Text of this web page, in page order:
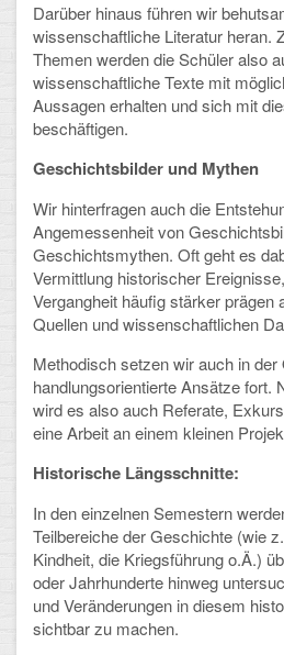
Darüber hinaus führen wir
wissenschaftliche Literatur heran.
Themen werden die Schüler also
wissenschaftliche Texte mit
Aussagen erhalten und sich mit
beschäftigen.
Geschichtsbilder und Mythen
Wir hinterfragen auch die
Angemessenheit von
Geschichtsmythen. Oft geht es
Vermittlung historischer
Vergangheit häufig stärker prägen
Quellen und wissenschaftlichen
Methodisch setzen wir auch in der
handlungsorientierte Ansätze fort.
wird es also auch Referate,
eine Arbeit an einem kleinen
Historische Längsschnitte:
In den einzelnen Semestern
Teilbereiche der Geschichte (wie
Kindheit, die Kriegsführung o.Ä.)
oder Jahrhunderte hinweg
und Veränderungen in diesem
sichtbar zu machen.